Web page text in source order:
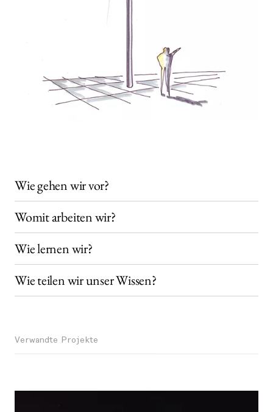
Wie gehen wir vor?
Womit arbeiten wir?
Wie lernen wir?
Wie teilen wir unser Wissen?
Verwandte Projekte